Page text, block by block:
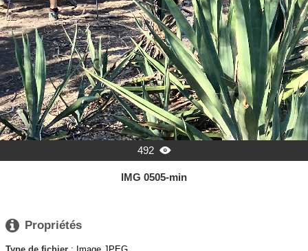
492 
IMG 0505-min
 Propriétés